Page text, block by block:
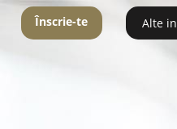
Înscrie-te Alte